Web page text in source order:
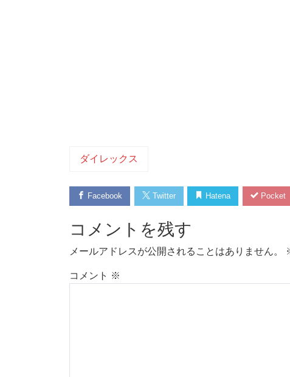
ダイレックス
Facebook Twitter Hatena Pocket
コメントを残す
メールアドレスが公開されることはありません。
コメント ※